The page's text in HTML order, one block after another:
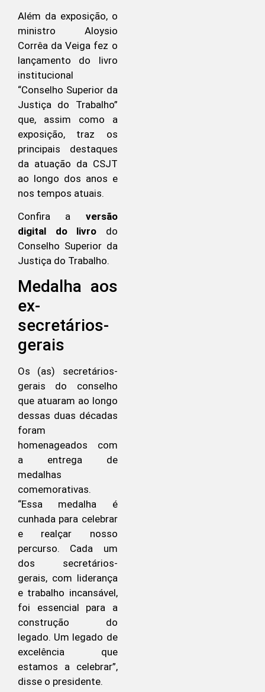
Além da exposição, o
ministro Aloysio
Corrêa da Veiga fez o
lançamento do livro
institucional
“Conselho Superior da
Justiça do Trabalho”
que, assim como a
exposição, traz os
principais destaques
da atuação da CSJT
ao longo dos anos e
nos tempos atuais.
Confira a versão
digital do livro do
Conselho Superior da
Justiça do Trabalho.
Medalha aos
ex-
secretários-
gerais
Os (as) secretários-
gerais do conselho
que atuaram ao longo
dessas duas décadas
foram
homenageados com
a entrega de
medalhas
comemorativas.
“Essa medalha é
cunhada para celebrar
e realçar nosso
percurso. Cada um
dos secretários-
gerais, com liderança
e trabalho incansável,
foi essencial para a
construção do
legado. Um legado de
excelência que
estamos a celebrar”,
disse o presidente.